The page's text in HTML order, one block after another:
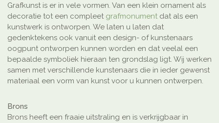
Grafkunst is er in vele vormen. Van een klein ornament als
decoratie tot een compleet grafmonument dat als een
kunstwerk is ontworpen. We laten u laten dat
gedenktekens ook vanuit een design- of kunstenaars
oogpunt ontworpen kunnen worden en dat veelal een
bepaalde symboliek hieraan ten grondslag ligt. Wij werken
samen met verschillende kunstenaars die in ieder gewenst
materiaal een vorm van kunst voor u kunnen ontwerpen.
Brons
Brons heeft een fraaie uitstraling en is verkrijgbaar in